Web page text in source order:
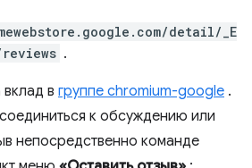
detail/_E
reviews .
в группе chromium-google .
к обсуждению или
непосредственно команде